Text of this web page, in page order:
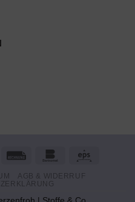
Rechung Bankomat
AGB & WIDERRUF